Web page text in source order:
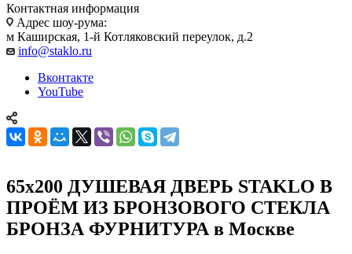
Контактная информация
Адрес шоу-рума:
м Каширская, 1-й Котляковский переулок, д.2
info@staklo.ru
Вконтакте
YouTube
65x200 ДУШЕВАЯ ДВЕРЬ STAKLO В
ПРОЁМ ИЗ БРОНЗОВОГО СТЕКЛА
БРОНЗА ФУРНИТУРА в Москве